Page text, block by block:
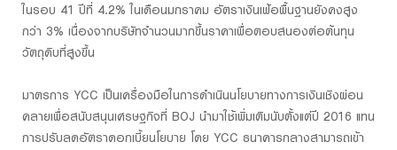
ในรอบ 41 ปีที่ 4.2% ในเดือนมกราคม อัตราเงินเฟ้อพื้นฐานยังคงสูง
กว่า 3% เนื่องจากบริษัทจำนวนมากขึ้นราคาเพื่อตอบสนองต่อต้นทุน
วัตถุดิบที่สูงขึ้น
มาตรการ YCC เป็นเครื่องมือในการดำเนินนโยบายทางการเงินเชิงผ่อน
คลายเพื่อสนับสนุนเศรษฐกิจที่ BOJ นำมาใช้เพิ่มเติมนับตั้งแต่ปี 2016 แทน
การปรับลดอัตราดอกเบี้ยนโยบาย โดย YCC ธนาคารกลางสามารถเข้า